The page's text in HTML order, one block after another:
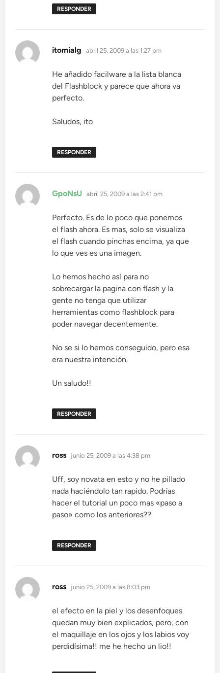
RESPONDER
itomialg dice:
abril 25, 2009 a las 1:27 pm
He añadido facilware a la lista blanca
del Flashblock y parece que ahora va
perfecto.
Saludos, ito
RESPONDER
GpoNsU dice:
abril 25, 2009 a las 2:41 pm
Perfecto. Es de lo poco que ponemos
el flash ahora. Es mas, solo se visualiza
el flash cuando pinchas encima, ya que
lo que ves es una imagen.
Lo hemos hecho así para no
sobrecargar la pagina con flash y la
gente no tenga que utilizar
herramientas como flashblock para
poder navegar decentemente.
No se si lo hemos conseguido, pero esa
era nuestra intención.
Un saludo!!
RESPONDER
ross dice:
junio 25, 2009 a las 4:38 pm
Uff, soy novata en esto y no he pillado
nada haciéndolo tan rapido. Podrías
hacer el tutorial un poco mas «paso a
paso» como los anteriores??
RESPONDER
ross dice:
junio 25, 2009 a las 8:03 pm
el efecto en la piel y los desenfoques
quedan muy bien explicados, pero, con
el maquillaje en los ojos y los labios voy
perdidísima!! me he hecho un lio!!